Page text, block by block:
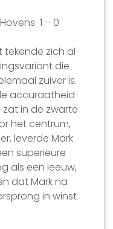
1 – 0
tekende zich al
die
zuiver is.
accuraatheid
in de zwarte
het centrum,
leverde Mark
superieure
als een leeuw,
dat Mark na
in winst